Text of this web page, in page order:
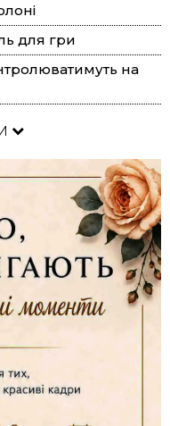
для гри
на